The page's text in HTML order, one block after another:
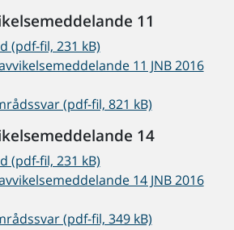
11
(pdf-fil, 231 kB)
11 JNB 2016
(pdf-fil, 821 kB)
14
(pdf-fil, 231 kB)
14 JNB 2016
(pdf-fil, 349 kB)